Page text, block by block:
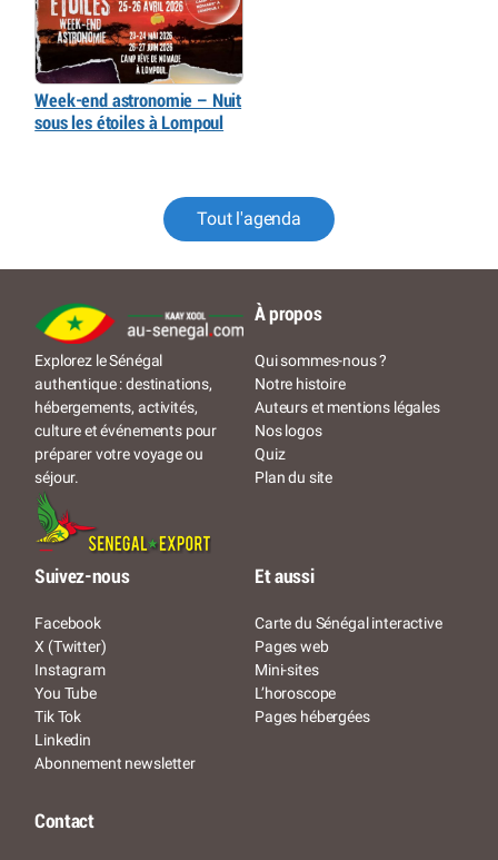
Week-end astronomie – Nuit
sous les étoiles à Lompoul
Tout l'agenda
Explorez le Sénégal
authentique : destinations,
hébergements, activités,
culture et événements pour
préparer votre voyage ou
séjour.
À propos
Qui sommes-nous ?
Notre histoire
Auteurs et mentions légales
Nos logos
Quiz
Plan du site
Suivez-nous
Facebook
X (Twitter)
Instagram
You Tube
Tik Tok
Linkedin
Abonnement newsletter
Et aussi
Carte du Sénégal interactive
Pages web
Mini-sites
L’horoscope
Pages hébergées
Contact